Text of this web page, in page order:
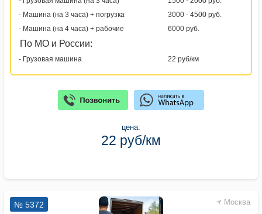
- Машина (на 3 часа) + погрузка
3000 - 4500 руб.
- Машина (на 4 часа) + рабочие
6000 руб.
По МО и России:
- Грузовая машина 22 руб/км
цена:
22 руб/км
Москва
№ 5372